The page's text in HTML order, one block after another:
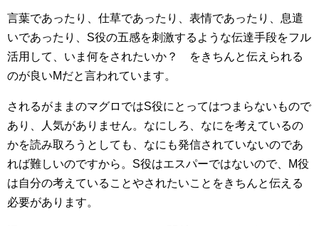
言葉であったり、仕草であったり、表情であったり、息遣
いであったり、S役の五感を刺激するような伝達手段をフル
活用して、いま何をされたいか？ をきちんと伝えられる
のが良いMだと言われています。
されるがままのマグロではS役にとってはつまらないもので
あり、人気がありません。なにしろ、なにを考えているの
かを読み取ろうとしても、なにも発信されていないのであ
れば難しいのですから。S役はエスパーではないので、M役
は自分の考えていることやされたいことをきちんと伝える
必要があります。